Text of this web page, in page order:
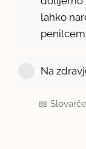
lahko
penilcem.
Na
📖